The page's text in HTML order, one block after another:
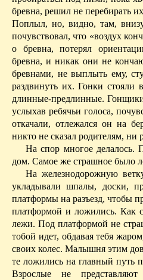
бревна, решил не перебирать
Поплыл, но, видно, там,
почувствовал, что «воздух
о бревна, потерял
бревна, и никак они не
бревнами, не выплыть ему,
раздвинуть их. Гонки стояли
длинные-предлинные.
услыхав ребячьи голоса,
откачали, отлежался он на
никто не сказал родителям, ни
На спор многое делалось.
дом. Самое же страшное было
На железнодорожную
укла­дывали шпалы, доски,
платформы на разъезд, чтобы
платформой и ложились. Как
лежи. Под плат­фор­мой не
тобой идет, обдавая тебя
своих колес. Малышня этим
те ложились на главный путь
Взрослые не